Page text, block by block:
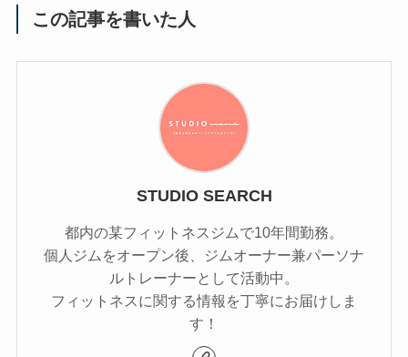
この記事を書いた人
STUDIO SEARCH
都内の某フィットネスジムで10年間勤務。
個人ジムをオープン後、ジムオーナー兼パーソナ
ルトレーナーとして活動中。
フィットネスに関する情報を丁寧にお届けしま
す！